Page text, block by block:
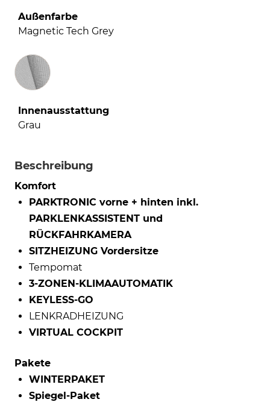
Außenfarbe
Magnetic Tech Grey
Innenausstattung
Innenausstattung
Grau
Beschreibung
Komfort
PARKTRONIC vorne + hinten inkl.
PARKLENKASSISTENT und
RÜCKFAHRKAMERA
SITZHEIZUNG Vordersitze
Tempomat
3-ZONEN-KLIMAAUTOMATIK
KEYLESS-GO
LENKRADHEIZUNG
VIRTUAL COCKPIT
Pakete
WINTERPAKET
Spiegel-Paket